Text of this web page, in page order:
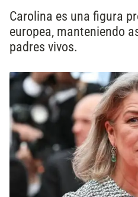
Carolina es una figura
europea, manteniendo
padres vivos.